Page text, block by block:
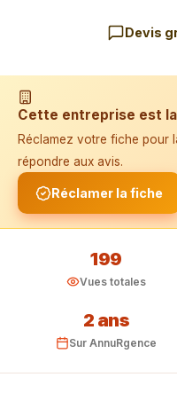
📱 Installer
Devis
Cette entreprise est
Réclamez votre fiche pour
répondre aux avis.
Réclamer la fiche
199
Vues totales
2 ans
Sur AnnuRgence